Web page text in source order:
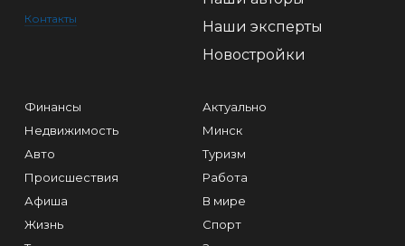
Контакты
Наши эксперты
Новостройки
Финансы
Недвижимость
Авто
Происшествия
Афиша
Жизнь
Актуально
Минск
Туризм
Работа
В мире
Спорт